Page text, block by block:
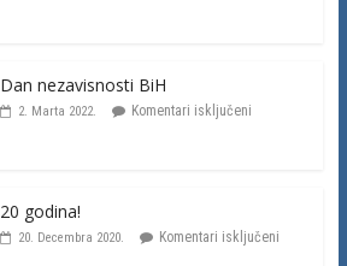
Dan nezavisnosti BiH
2. Marta 2022. Komentari isključeni
20 godina!
20. Decembra 2020. Komentari isključeni